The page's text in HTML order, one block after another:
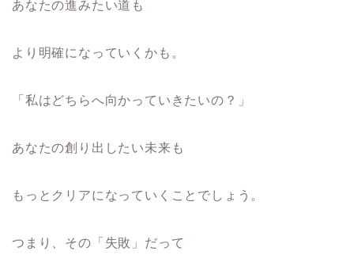
あなたの進みたい道も
より明確になっていくかも。
「私はどちらへ向かっていきたいの？」
あなたの創り出したい未来も
もっとクリアになっていくことでしょう。
つまり、その「失敗」だって